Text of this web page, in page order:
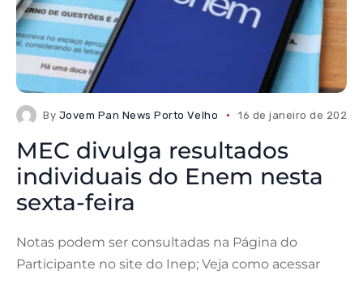
By Jovem Pan News Porto Velho 16 de janeiro de 2026
MEC divulga resultados
individuais do Enem nesta
sexta-feira
Notas podem ser consultadas na Página do
Participante no site do Inep; Veja como acessar